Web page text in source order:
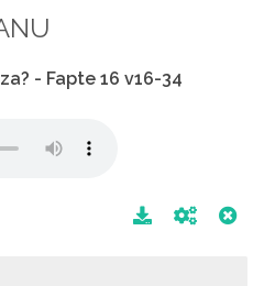
- Fapte 16 v16-34